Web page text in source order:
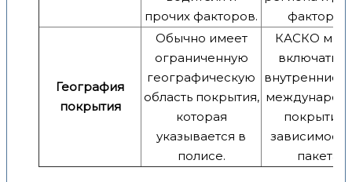
прочих факторов.
факторов.
География
покрытия
Обычно имеет
ограниченную
географическую
область покрытия,
которая
указывается в
полисе.
КАСКО
включать
внутренние,
покрытия
пакета.